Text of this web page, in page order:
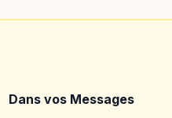
Dans vos Messages